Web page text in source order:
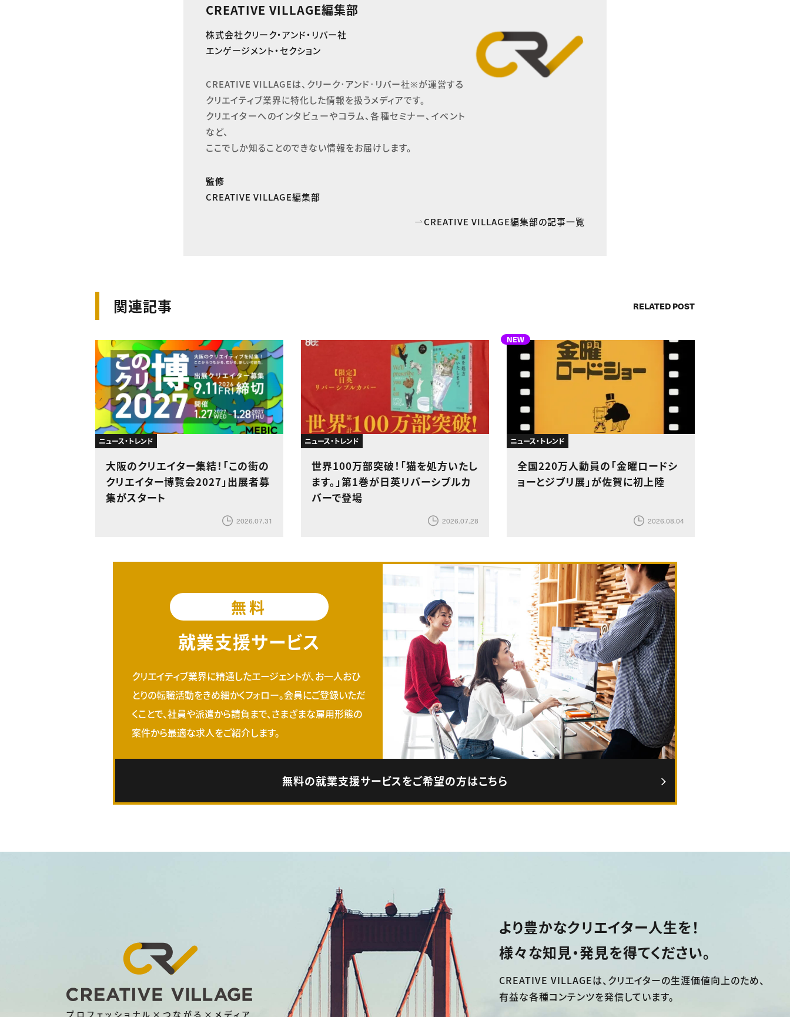
CREATIVE VILLAGE編集部
株式会社クリーク・アンド・リバー社
エンゲージメント・セクション
CREATIVE VILLAGEは、クリーク･アンド･リバー社※が運営する
クリエイティブ業界に特化した情報を扱うメディアです。
クリエイターへのインタビューやコラム、各種セミナー、イベント
など、
ここでしか知ることのできない情報をお届けします。
監修
CREATIVE VILLAGE編集部
CREATIVE VILLAGE編集部の記事一覧
関連記事 RELATED POST
ニュース・トレンド
大阪のクリエイター集結！「この街の
クリエイター博覧会2027」出展者募
集がスタート
2026.07.31
ニュース・トレンド
世界100万部突破！「猫を処方いたし
ます。」第1巻が日英リバーシブルカ
バーで登場
2026.07.28
NEW
ニュース・トレンド
全国220万人動員の「金曜ロードシ
ョーとジブリ展」が佐賀に初上陸
2026.08.04
無料
就業支援サービス
クリエイティブ業界に精通したエージェントが、お一人おひ
とりの転職活動をきめ細かくフォロー。会員にご登録いただ
くことで、社員や派遣から請負まで、さまざまな雇用形態の
案件から最適な求人をご紹介します。
無料の就業支援サービスをご希望の方はこちら
プロフェッショナル×つながる×メディア
より豊かなクリエイター人生を！
様々な知見・発見を得てください。
CREATIVE VILLAGEは、 クリエイターの生涯価値向上のため、
有益な各種コンテンツを発信しています。